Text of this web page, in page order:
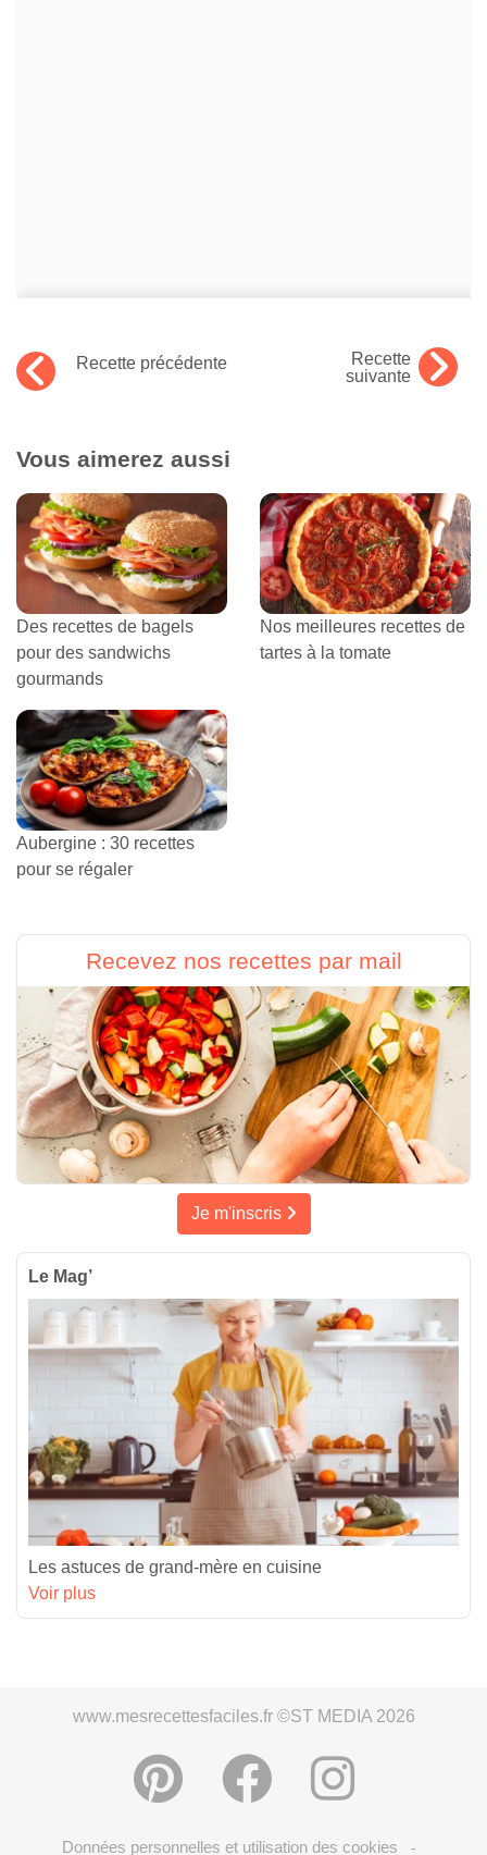
Recette précédente
Recette
suivante
Vous aimerez aussi
Des recettes de bagels
pour des sandwichs
gourmands
Nos meilleures recettes de
tartes à la tomate
Aubergine : 30 recettes
pour se régaler
Recevez nos recettes par mail
Je m'inscris
Le Mag’
Les astuces de grand-mère en cuisine
Voir plus
www.mesrecettesfaciles.fr ©ST MEDIA 2026
Données personnelles et utilisation des cookies -